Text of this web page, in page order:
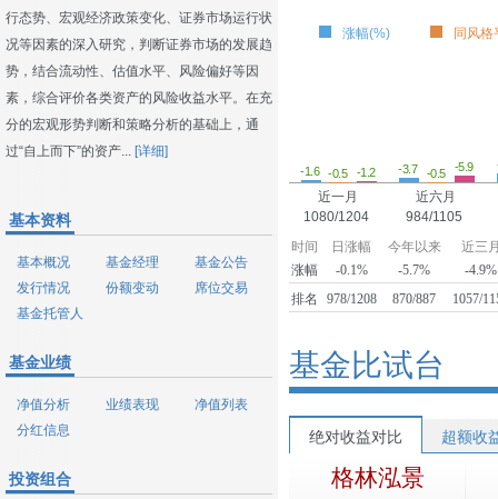
行态势、宏观经济政策变化、证券市场运行状
况等因素的深入研究，判断证券市场的发展趋
势，结合流动性、估值水平、风险偏好等因
素，综合评价各类资产的风险收益水平。在充
分的宏观形势判断和策略分析的基础上，通
过“自上而下”的资产... [详细]
基本资料
基本概况 基金经理
基金公告
发行情况
份额变动
席位交易
基金托管人
基金业绩
净值分析 业绩表现
净值列表
分红信息
投资组合
涨幅(%) 同风格
-1.6 -0.5 -1.2
近一月
1080/1204
-3.7 -0.5 -5.9
近六月
984/1105
时间 日涨幅 今年以来
近三
涨幅
-0.1% -5.7%
-4.9%
排名
978/1208 870/887 1057/
基金比试台
绝对收益对比 超额收
格林泓景